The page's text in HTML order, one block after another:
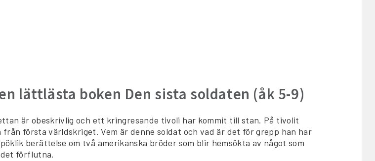
lättlästa boken Den sista soldaten (åk 5-9)
är obeskrivlig och ett kringresande tivoli har kommit till stan. På tivolit
första världskriget. Vem är denne soldat och vad är det för grepp han har
berättelse om två amerikanska bröder som blir hemsökta av något som
förflutna.